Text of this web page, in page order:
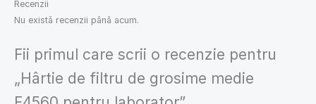
Recenzii
Nu există recenzii până acum.
Fii primul care scrii o recenzie pentru
„Hârtie de filtru de grosime medie